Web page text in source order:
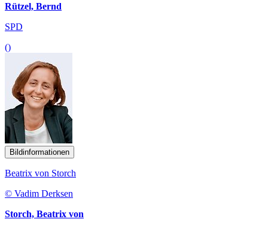
Rützel, Bernd
SPD
()
Bildinformationen
Beatrix von Storch
© Vadim Derksen
Storch, Beatrix von